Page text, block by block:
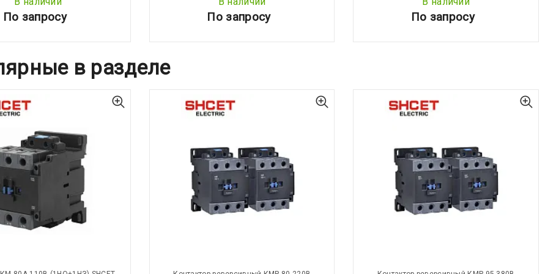
По запросу По запросу По запросу
в разделе